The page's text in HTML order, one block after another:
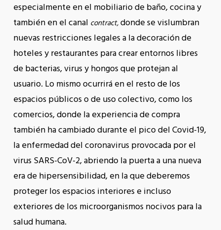
especialmente en el mobiliario de baño, cocina y
también en el canal contract,donde se vislumbran
nuevas restricciones legales a la decoración de
hoteles y restaurantes para crear entornos libres
de bacterias, virus y hongos que protejan al
usuario. Lo mismo ocurrirá en el resto de los
espacios públicos o de uso colectivo, como los
comercios, donde la experiencia de compra
también ha cambiado durante el pico del Covid-19,
la enfermedad del coronavirus provocada por el
virus SARS-CoV-2, abriendo la puerta a una nueva
era de hipersensibilidad, en la que deberemos
proteger los espacios interiores e incluso
exteriores de los microorganismos nocivos para la
salud humana.